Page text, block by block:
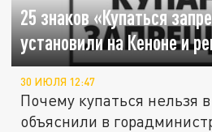
25 знаков «Купаться
установили на Кеноне и
30 ИЮЛЯ 12:47
Почему купаться нельзя
объяснили в